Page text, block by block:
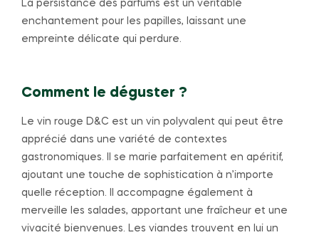
La persistance des parfums est un véritable
enchantement pour les papilles, laissant une
empreinte délicate qui perdure.
Comment le déguster ?
Le vin rouge D&C est un vin polyvalent qui peut être
apprécié dans une variété de contextes
gastronomiques. Il se marie parfaitement en apéritif,
ajoutant une touche de sophistication à n’importe
quelle réception. Il accompagne également à
merveille les salades, apportant une fraîcheur et une
vivacité bienvenues. Les viandes trouvent en lui un